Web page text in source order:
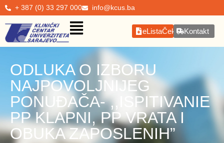
+ 387 (0) 33 297 000 info@kcus.ba
eListaČekanjaKontakt
ODLUKA O IZBORU
NAJPOVOLJNIJEG
PONUĐAČA- ,,ISPITIVANIE
PP KLAPNI, PP VRATA I
OBUKA ZAPOSLENIH”